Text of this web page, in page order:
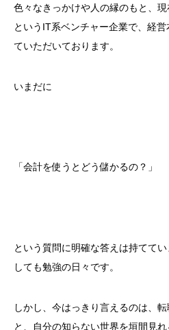
色々なきっかけや人の縁のもと、
というIT系ベンチャー企業で、経
ていただいております。
いまだに
「会計を使うとどう儲かるの？」
という質問に明確な答えは持てて
しても勉強の日々です。
しかし、今はっきり言えるのは、
と、自分の知らない世界を垣間見れ